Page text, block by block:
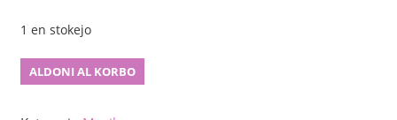
1 en stokejo
Pli
nenio
ALDONI AL KORBO